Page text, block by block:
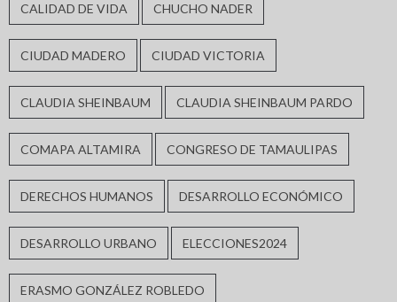
CALIDAD DE VIDA CHUCHO NADER
CIUDAD MADERO CIUDAD VICTORIA
CLAUDIA SHEINBAUM CLAUDIA SHEINBAUM PARDO
COMAPA ALTAMIRA CONGRESO DE TAMAULIPAS
DERECHOS HUMANOS DESARROLLO ECONÓMICO
DESARROLLO URBANO ELECCIONES2024
ERASMO GONZÁLEZ ROBLEDO